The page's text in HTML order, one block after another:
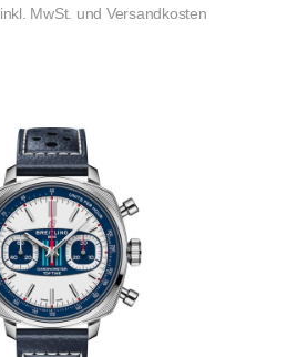
inkl. MwSt. und Versandkosten